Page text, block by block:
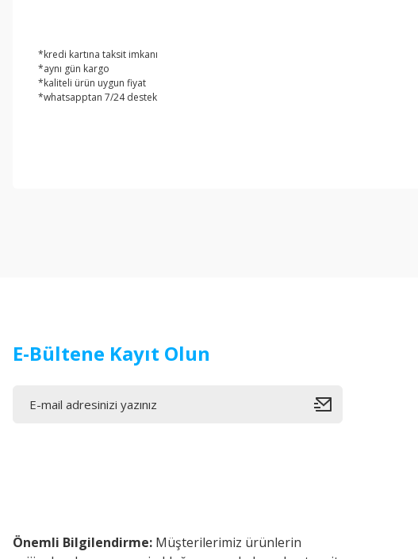
*kredi kartına taksit imkanı
*aynı gün kargo
*kaliteli ürün uygun fiyat
*whatsapptan 7/24 destek
E-Bültene Kayıt Olun
Önemli Bilgilendirme: Müşterilerimiz ürünlerin